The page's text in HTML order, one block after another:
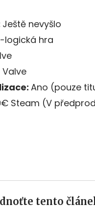
Ještě nevyšlo
logická hra
Valve
Ano (pouze
Steam (V
tento